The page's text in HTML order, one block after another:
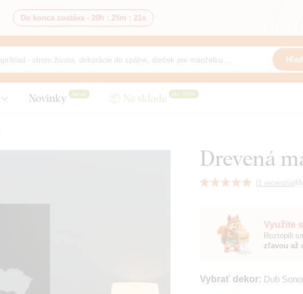
Do konca zostáva - 20h : 25m : 19s
Novinky Nové 📦 Na sklade do -50%
Drevená
( 1 recenzia)
Využite
Roztopili
zľavou až
Vybrať dekor: Dub